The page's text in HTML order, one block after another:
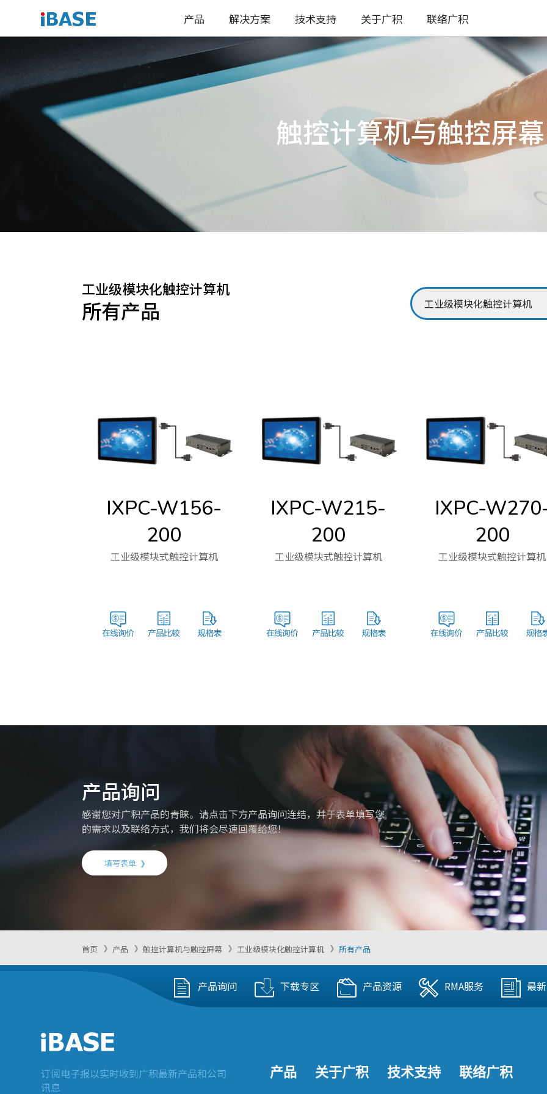
产品 解决方案 技术支持 关于广积 联络广积
触控计算机与触控屏幕
工业级模块化触控计算机
所有产品
IXPC-W156-
200
工业级模块式触控计算机
IXPC-W215-
200
工业级模块式触控计算机
IXPC-
200
工业级模块式触控计算机
产品询问
感谢您对广积产品的青睐。请点击下方产品询问连结，并于表单填写您
的需求以及联络方式，我们将会尽速回覆给您！
填写表单
首页 产品 触控计算机与触控屏幕 工业级模块化触控计算机 所有产品
产品询问 下载专区 产品资源 RMA服务 最
订阅电子报以实时收到广积最新产品和公司
讯息
产品 关于广积 技术支持 联络广积